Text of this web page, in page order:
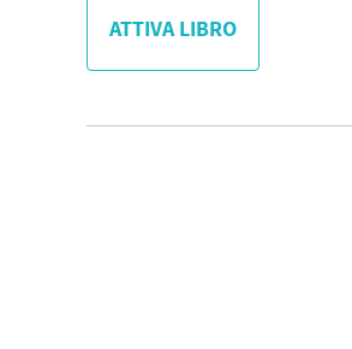
ATTIVA LIBRO